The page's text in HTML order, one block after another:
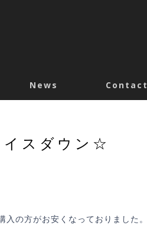
News Contact
スダウン☆
の方がお安くなっておりました。